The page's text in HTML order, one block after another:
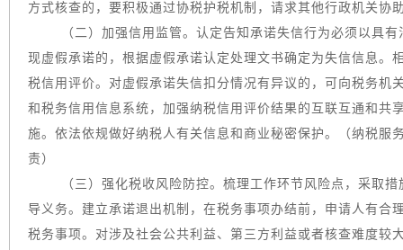
方式核查的，要积极通过协税护税机制，请求其他行政机关协
（二）加强信用监管。认定告知承诺失信行为必须以具
现虚假承诺的，根据虚假承诺认定处理文书确定为失信信息。
税信用评价。对虚假承诺失信扣分情况有异议的，可向税务机
和税务信用信息系统，加强纳税信用评价结果的互联互通和共
施。依法依规做好纳税人有关信息和商业秘密保护。（纳税服
责）
（三）强化税收风险防控。梳理工作环节风险点，采取
导义务。建立承诺退出机制，在税务事项办结前，申请人有合
税务事项。对涉及社会公共利益、第三方利益或者核查难度较